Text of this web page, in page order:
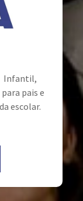
Infantil,
pais e
escolar.